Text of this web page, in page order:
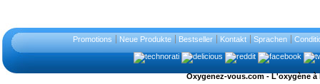
Promotions Neue Produkte Bestseller Kontakt Sprachen
Oxygenez-vous.com - L'oxygène